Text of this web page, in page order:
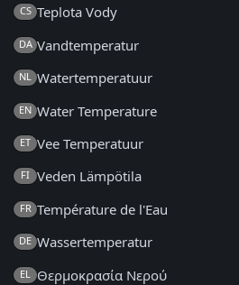
CS Teplota Vody
DA Vandtemperatur
NL Watertemperatuur
EN Water Temperature
ET Vee Temperatuur
FI Veden Lämpötila
FR Température de l'Eau
DE Wassertemperatur
EL Θερμοκρασία Νερού